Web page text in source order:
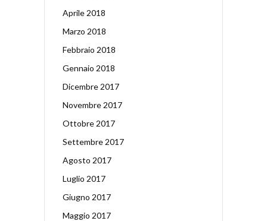
Aprile 2018
Marzo 2018
Febbraio 2018
Gennaio 2018
Dicembre 2017
Novembre 2017
Ottobre 2017
Settembre 2017
Agosto 2017
Luglio 2017
Giugno 2017
Maggio 2017